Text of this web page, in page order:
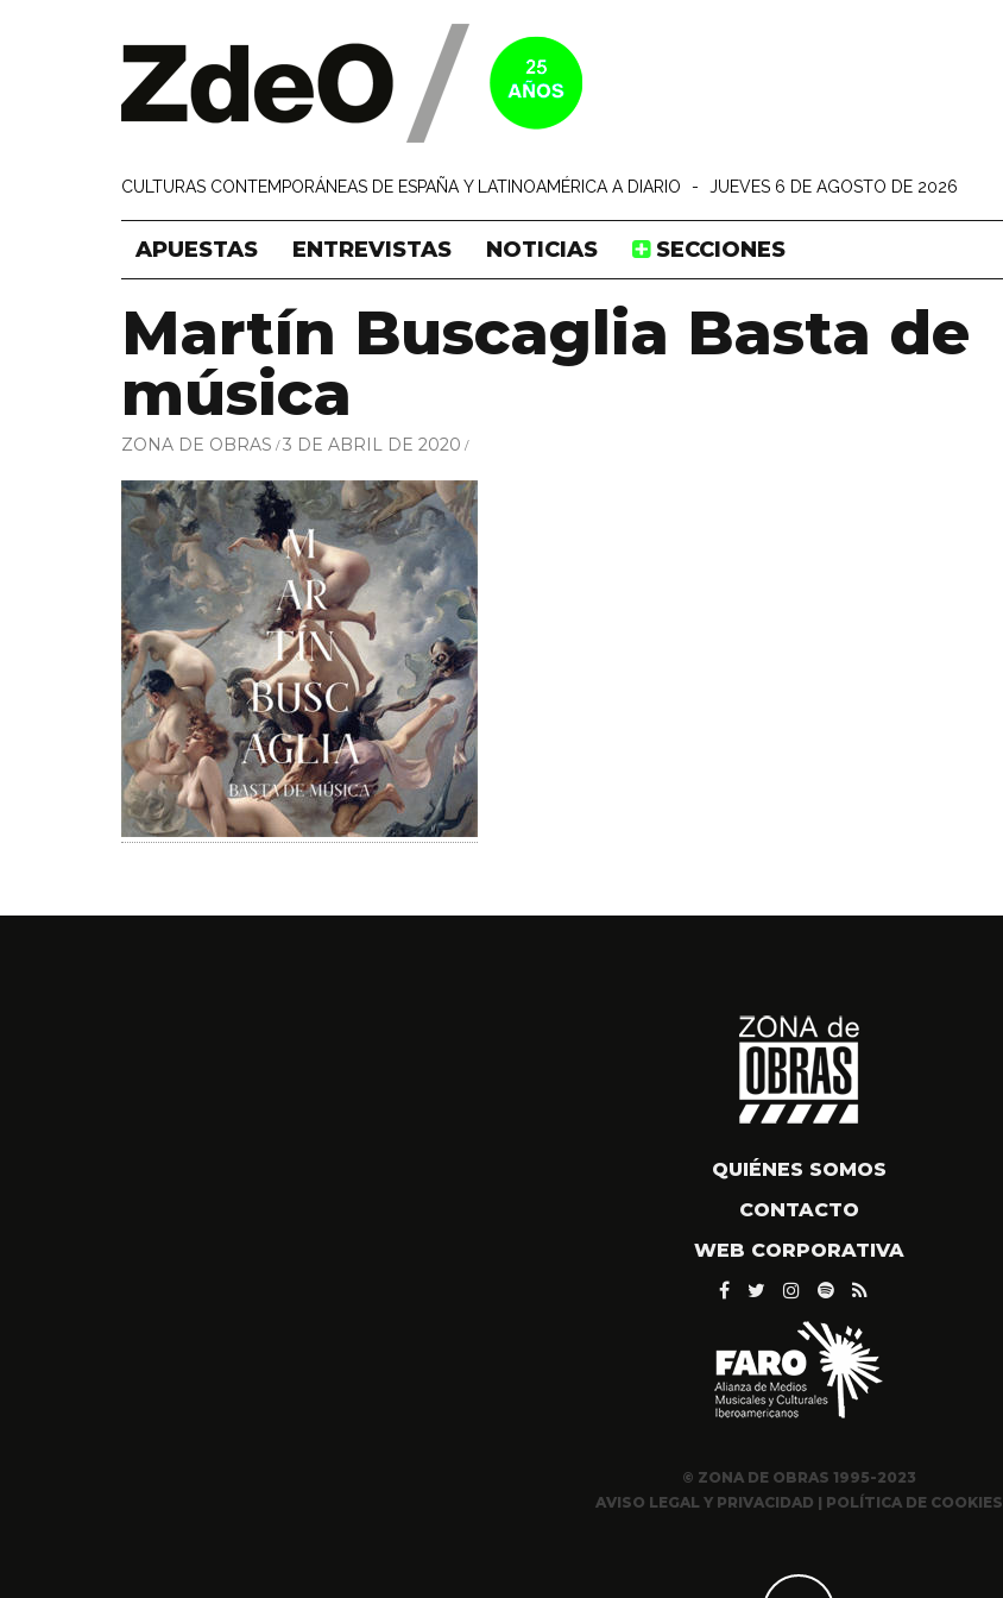
CULTURAS CONTEMPORÁNEAS DE ESPAÑA Y LATINOAMÉRICA A DIARIO - JUEVES 6 DE AGOSTO DE 2026
APUESTAS ENTREVISTAS NOTICIAS SECCIONES
Martín Buscaglia Basta de
música
ZONA DE OBRAS 3 DE ABRIL DE 2020
QUIÉNES SOMOS
CONTACTO
WEB CORPORATIVA
© ZONA DE OBRAS 1995-2023
AVISO LEGAL Y PRIVACIDAD | POLÍTICA DE COOKIES